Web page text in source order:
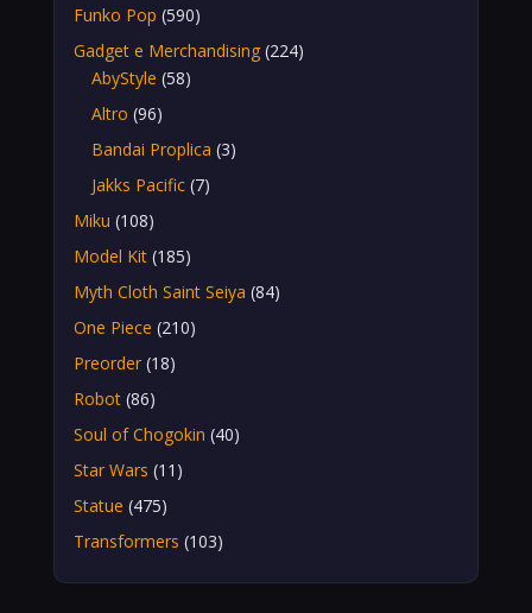
Funko Pop (590)
Gadget e Merchandising (224)
AbyStyle (58)
Altro (96)
Bandai Proplica (3)
Jakks Pacific (7)
Miku (108)
Model Kit (185)
Myth Cloth Saint Seiya (84)
One Piece (210)
Preorder (18)
Robot (86)
Soul of Chogokin (40)
Star Wars (11)
Statue (475)
Transformers (103)